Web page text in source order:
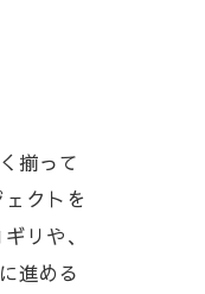
揃って
クトを
リや、
進める